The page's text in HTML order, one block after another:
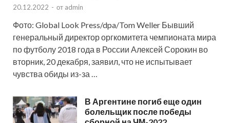
20.12.2022 - от admin
Фото: Global Look Press/dpa/Tom Weller Бывший
генеральный директор оргкомитета чемпионата мира
по футболу 2018 года в России Алексей Сорокин во
вторник, 20 декабря, заявил, что не испытывает
чувства обиды из-за …
В Аргентине погиб еще один
болельщик после победы